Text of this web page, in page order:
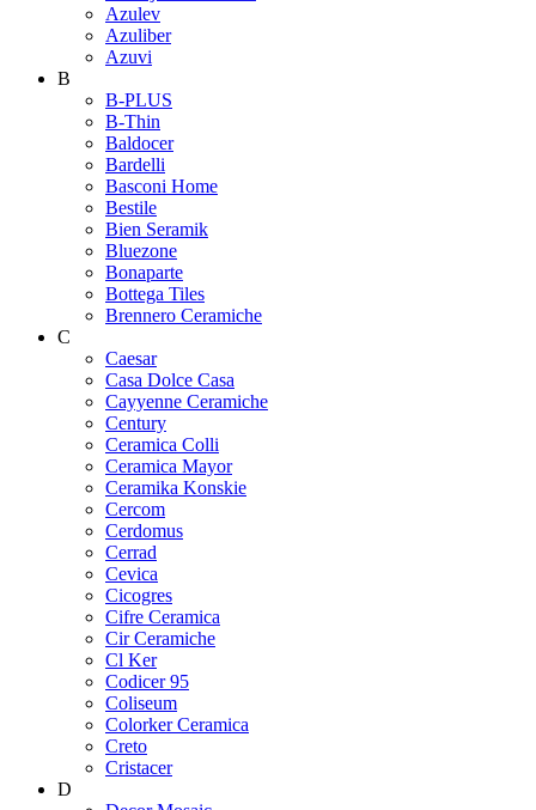
Azulev
Azuliber
Azuvi
B
B-PLUS
B-Thin
Baldocer
Bardelli
Basconi Home
Bestile
Bien Seramik
Bluezone
Bonaparte
Bottega Tiles
Brennero Ceramiche
C
Caesar
Casa Dolce Casa
Cayyenne Ceramiche
Century
Ceramica Colli
Ceramica Mayor
Ceramika Konskie
Cercom
Cerdomus
Cerrad
Cevica
Cicogres
Cifre Ceramica
Cir Ceramiche
Cl Ker
Codicer 95
Coliseum
Colorker Ceramica
Creto
Cristacer
D